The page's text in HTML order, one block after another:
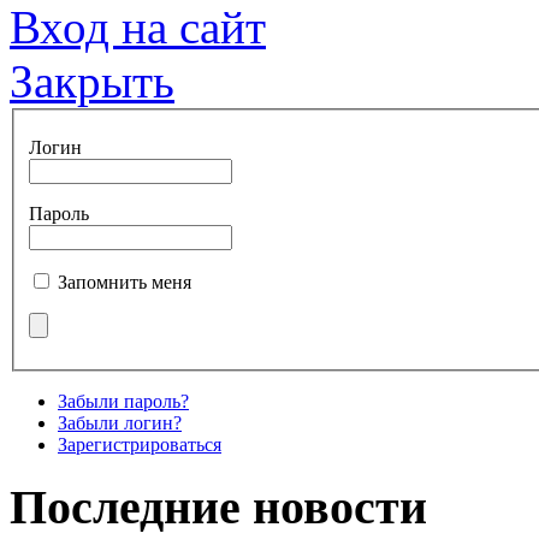
Вход на сайт
Закрыть
Логин
Пароль
Запомнить меня
Забыли пароль?
Забыли логин?
Зарегистрироваться
Последние новости